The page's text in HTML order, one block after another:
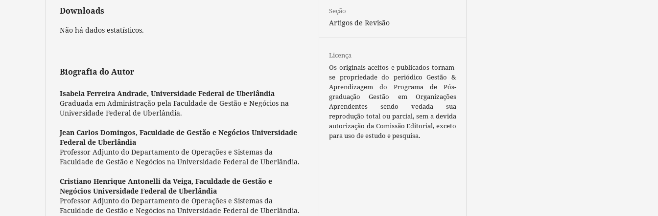
Downloads
Não há dados estatísticos.
Biografia do Autor
Isabela Ferreira Andrade, Universidade Federal de Uberlândia
Graduada em Administração pela Faculdade de Gestão e Negócios na
Universidade Federal de Uberlândia.
Jean Carlos Domingos, Faculdade de Gestão e Negócios Universidade
Federal de Uberlândia
Professor Adjunto do Departamento de Operações e Sistemas da
Faculdade de Gestão e Negócios na Universidade Federal de Uberlândia.
Cristiano Henrique Antonelli da Veiga, Faculdade de Gestão e
Negócios Universidade Federal de Uberlândia
Professor Adjunto do Departamento de Operações e Sistemas da
Faculdade de Gestão e Negócios na Universidade Federal de Uberlândia.
Seção
Artigos de Revisão
Licença
Os originais aceitos e publicados tornam-
se propriedade do periódico Gestão &
Aprendizagem do Programa de Pós-
graduação Gestão em Organizações
Aprendentes sendo vedada sua
reprodução total ou parcial, sem a devida
autorização da Comissão Editorial, exceto
para uso de estudo e pesquisa.